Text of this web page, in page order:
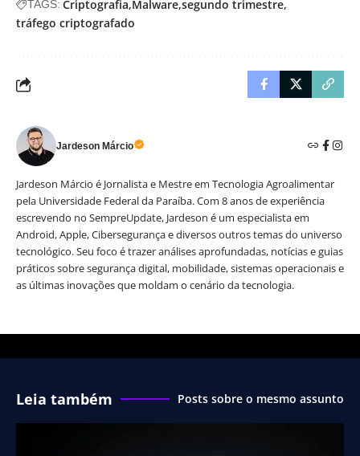
TAGS: Criptografia Malware segundo trimestre
tráfego criptografado
Jardeson Márcio
Jardeson Márcio é Jornalista e Mestre em Tecnologia Agroalimentar
pela Universidade Federal da Paraíba. Com 8 anos de experiência
escrevendo no SempreUpdate, Jardeson é um especialista em
Android, Apple, Cibersegurança e diversos outros temas do universo
tecnológico. Seu foco é trazer análises aprofundadas, notícias e guias
práticos sobre segurança digital, mobilidade, sistemas operacionais e
as últimas inovações que moldam o cenário da tecnologia.
Leia também Posts sobre o mesmo assunto